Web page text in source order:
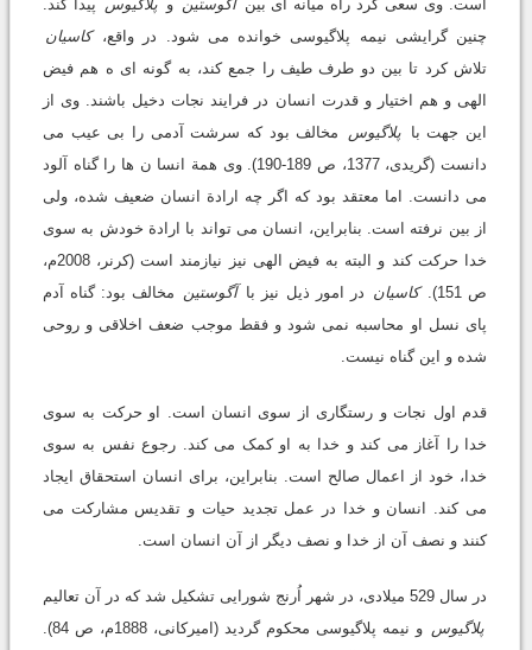
است. وی سعی کرد راه میانه ای بین آگوستین و پلاگیوس پیدا کند.
چنین گرایشی نیمه پلاگیوسی خوانده می شود. در واقع،کاسیان
تلاش کرد تا بین دو طرف طیف را جمع کند، به گونه ای ه هم فیض
الهی و هم اختیار و قدرت انسان در فرایند نجات دخیل باشند. وی از
این جهت با
پلاگیوس
مخالف بود که سرشت آدمی را بی عیب می
دانست (گریدی، 1377، ص 189-190). وی همة انسا ن ها را گناه آلود
می دانست. اما معتقد بود که اگر چه ارادة انسان ضعیف شده، ولی
از بین نرفته است. بنابراین، انسان می تواند با ارادة خودش به سوی
خدا حرکت کند و البته به فیض الهی نیز نیازمند است (کرنر، 2008م،
ص 151).
کاسیان در امور ذیل نیز با آگوستین مخالف بود: گناه آدم
پای نسل او محاسبه نمی شود و فقط موجب ضعف اخلاقی و روحی
شده و این گناه نیست.
قدم اول نجات و رستگاری از سوی انسان است. او حرکت به سوی
خدا را آغاز می کند و خدا به او کمک می کند. رجوع نفس به سوی
خدا، خود از اعمال صالح است. بنابراین، برای انسان استحقاق ایجاد
می کند. انسان و خدا در عمل تجدید حیات و تقدیس مشارکت می
کنند و نصف آن از خدا و نصف دیگر از آن انسان است.
در سال 529 میلادی، در شهر اُرنج شورایی تشکیل شد که در آن تعالیم
پلاگیوس
و نیمه پلاگیوسی محکوم گردید (امیرکانی، 1888م، ص 84).